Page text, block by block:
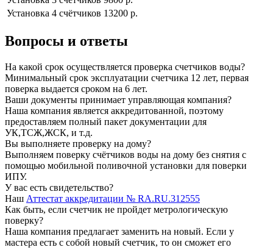
Установка 4 cчётчиков 13200 р.
Вопросы и ответы
На какой срок осуществляется проверка счетчиков воды?
Минимальный срок эксплуатации счетчика 12 лет, первая
поверка выдается сроком на 6 лет.
Ваши документы принимает управляющая компания?
Наша компания является аккредитованной, поэтому
предоставляем полный пакет документации для
УК,ТСЖ,ЖСК, и т.д.
Вы выполняете проверку на дому?
Выполняем поверку счётчиков воды на дому без снятия с
помощью мобильной поливочной установки для поверки
ИПУ.
У вас есть свидетельство?
Наш Аттестат аккредитации № RA.RU.312555
Как быть, если счетчик не пройдет метрологическую
поверку?
Наша компания предлагает заменить на новый. Если у
мастера есть с собой новый счетчик, то он сможет его